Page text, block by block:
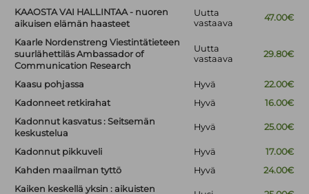
KAAOSTA VAI HALLINTAA - nuoren
aikuisen elämän haasteet
Uutta
vastaava
47.00€
Kaarle Nordenstreng Viestintätieteen
suurlähettiläs Ambassador of
Communication Research
Uutta
vastaava
29.80€
Kaasu pohjassa Hyvä
22.00€
Kadonneet retkirahat
Hyvä
16.00€
Kadonnut kasvatus : Seitsemän
keskustelua
Hyvä 25.00€
Kadonnut pikkuveli Hyvä
17.00€
Kahden maailman tyttö
Hyvä
24.00€
Kaiken keskellä yksin : aikuisten